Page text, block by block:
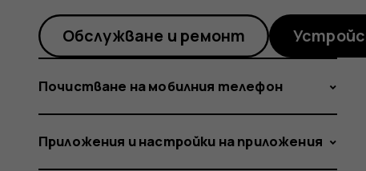
се
зарежда.
Обслужване и ремонт
Почистване на мобилния телефон
Приложения и настройки на приложения